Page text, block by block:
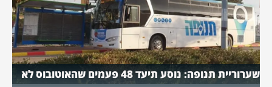
שערוריית תנופה: נוסע תיעד 48 פעמים שהאוטובוס לא